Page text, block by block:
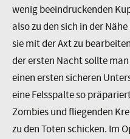
wenig beeindruckenden
also zu den sich in der
sie mit der Axt zu
der ersten Nacht sollte
einen ersten sicheren
eine Felsspalte so
Zombies und fliegenden
zu den Toten schicken. Im